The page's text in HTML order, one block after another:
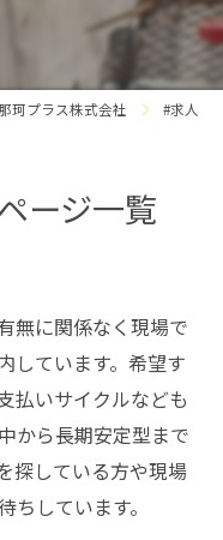
珂プラス株式会社 #求人
ージ一覧
無に関係なく現場で
しています。希望す
払いサイクルなども
から長期安定型まで
探している方や現場
しています。